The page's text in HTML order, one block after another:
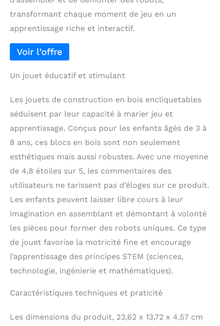
transformant chaque moment de jeu en un
apprentissage riche et interactif.
Un jouet éducatif et stimulant
Les jouets de construction en bois encliquetables
séduisent par leur capacité à marier jeu et
apprentissage. Conçus pour les enfants âgés de 3 à
8 ans, ces blocs en bois sont non seulement
esthétiques mais aussi robustes. Avec une moyenne
de 4,8 étoiles sur 5, les commentaires des
utilisateurs ne tarissent pas d’éloges sur ce produit.
Les enfants peuvent laisser libre cours à leur
imagination en assemblant et démontant à volonté
les pièces pour former des robots uniques. Ce type
de jouet favorise la motricité fine et encourage
l’apprentissage des principes STEM (sciences,
technologie, ingénierie et mathématiques).
Caractéristiques techniques et praticité
Les dimensions du produit, 23,62 x 13,72 x 4,57 cm